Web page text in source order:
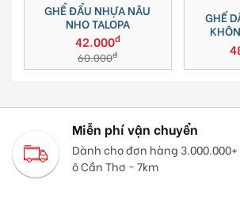
GHỂ ĐẨU NHỰA NÂU
NHO TALOPA
42.000đ
60.000đ
GHẾ
Miễn phí vận chuyển
Dành cho đơn hàng
ô Cần Thơ ~ 7km